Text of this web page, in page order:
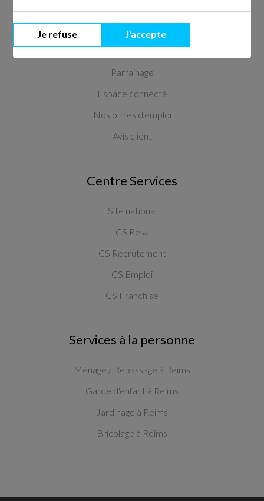
Je refuse J'accepte
Actualités
Le fonctionnement
Parrainage
Espace connecté
Nos offres d'emploi
Avis client
Centre Services
Site national
CS Résa
CS Recrutement
CS Emploi
CS Franchise
Services à la personne
Ménage / Repassage à Reims
Garde d'enfant à Reims
Jardinage à Reims
Bricolage à Reims